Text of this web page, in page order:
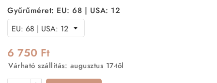
Gyűrűméret: EU: 68 | USA: 12
6 750 Ft
Várható szállítás: augusztus 17-től